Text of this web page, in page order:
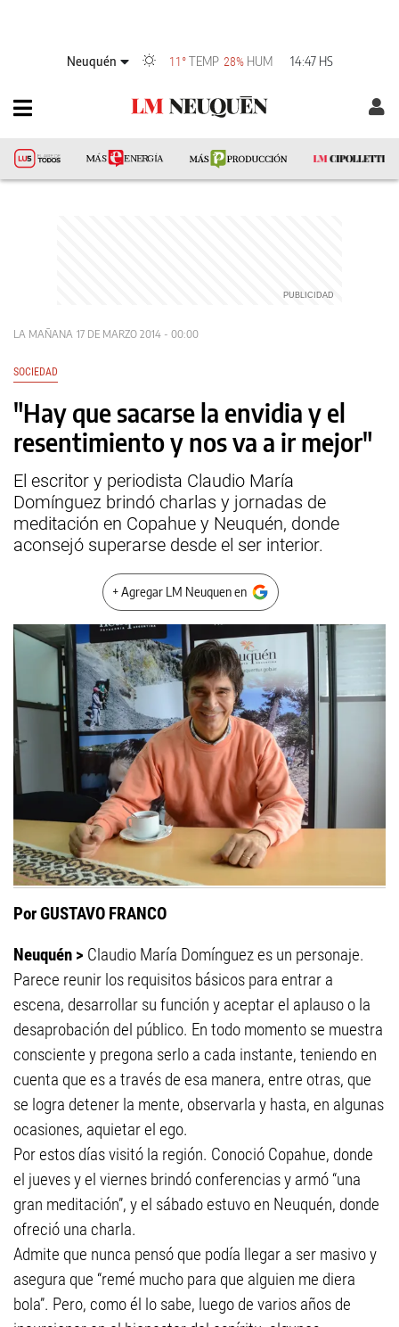
Neuquén 11° TEMP 28% HUM 14:47 HS
LA MAÑANA 17 DE MARZO 2014 - 00:00
SOCIEDAD
"Hay que sacarse la envidia y el
resentimiento y nos va a ir mejor"
El escritor y periodista Claudio María
Domínguez brindó charlas y jornadas de
meditación en Copahue y Neuquén, donde
aconsejó superarse desde el ser interior.
+ Agregar LM Neuquen en
Por GUSTAVO FRANCO
Neuquén > Claudio María Domínguez es un personaje.
Parece reunir los requisitos básicos para entrar a
escena, desarrollar su función y aceptar el aplauso o la
desaprobación del público. En todo momento se muestra
consciente y pregona serlo a cada instante, teniendo en
cuenta que es a través de esa manera, entre otras, que
se logra detener la mente, observarla y hasta, en algunas
ocasiones, aquietar el ego.
Por estos días visitó la región. Conoció Copahue, donde
el jueves y el viernes brindó conferencias y armó “una
gran meditación”, y el sábado estuvo en Neuquén, donde
ofreció una charla.
Admite que nunca pensó que podía llegar a ser masivo y
asegura que “remé mucho para que alguien me diera
bola”. Pero, como él lo sabe, luego de varios años de